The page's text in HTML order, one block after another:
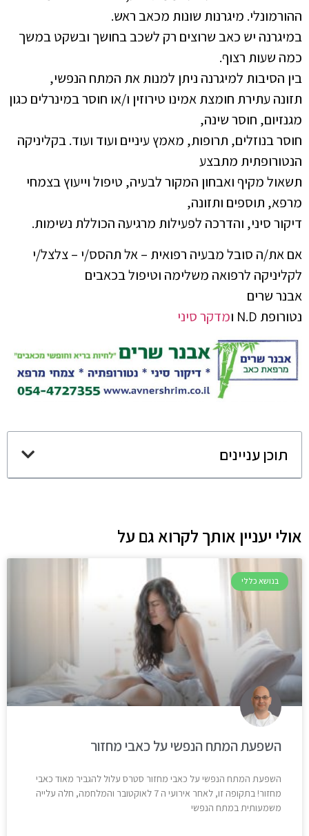
ההורמונלי. מיגרנות שונות מכאב ראש.
במיגרנה יש כאב שרוצים רק לשכב בחושך ובשקט במשך
כמה שעות רצוף.
בין הסיבות למיגרנה ניתן למנות את המתח הנפשי,
תזונה עתירת חומצת אמינו טירוזין ו/או חוסר במינרלים כגון
מגנזיום, חוסר שינה,
חוסר בנוזלים, תרופות, מאמץ עיניים ועוד ועוד. בקליניקה
הנטורופתית מתבצע
תשאול מקיף ואבחון המקור לבעיה, טיפול וייעוץ בצמחי
מרפא, תוספים ותזונה,
דיקור סיני, והדרכה לפעילות מרגיעה הכוללת נשימות.
אם את/ה סובל מבעיה רפואית – אל תהסס/י – צלצל/י
לקליניקה לרפואה משלימה וטיפול בכאבים
אבנר שרים
נטורופת N.D ו
מדקר סיני
תוכן עניינים
אולי יעניין אותך לקרוא גם על
בנושא כללי
השפעת המתח הנפשי על כאבי מחזור
השפעת המתח הנפשי על כאבי מחזור סטרס עלול להגביר מאוד כאבי
מחזור! בתקופה זו, לאחר אירועי ה 7 לאוקטובר והמלחמה, חלה עלייה
משמעותית במתח הנפשי